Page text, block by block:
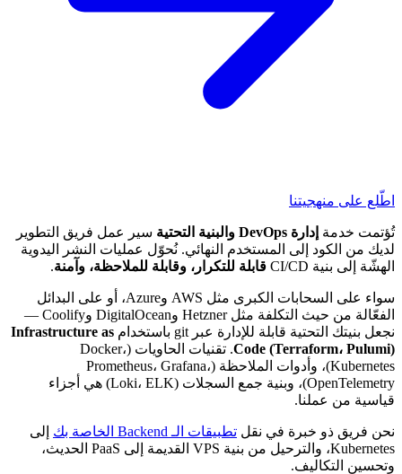
اطّلع على منهجيتنا
تُؤتمت خدمة إدارة DevOps والبنية التحتية
سير عمل فريق التطوير
لديك من الكود إلى المستخدم النهائي. نُحوّل عمليات النشر اليدوية
الهشّة إلى بنية CI/CD
قابلة للتكرار، وقابلة للملاحظة، وآمنة.
سواء على السحابات الكبرى مثل AWS وAzure، أو على البدائل
الفعّالة من حيث التكلفة مثل Hetzner وDigitalOcean وCoolify —
نجعل بنيتك التحتية قابلة للإدارة عبر git باستخدام
Infrastructure as
Code (Terraform، Pulumi)
. تقنيات الحاويات (Docker،
Kubernetes)، وأدوات الملاحظة (Prometheus، Grafana،
OpenTelemetry)، وبنية جمع السجلات (Loki، ELK) هي أجزاء
قياسية من عملنا.
نحن فريق ذو خبرة في نقل تطبيقات الـ Backend الخاصة بك
إلى
Kubernetes، والترحيل من بنية VPS القديمة إلى PaaS الحديث،
وتحسين التكاليف.